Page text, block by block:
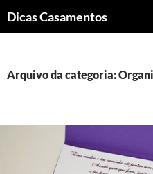
Dicas Casamentos
CONTEÚDO
Arquivo da categoria: